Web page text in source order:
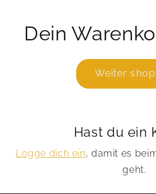
Dein
Weiter
Hast du ein
Logge dich ein, damit es
geht.